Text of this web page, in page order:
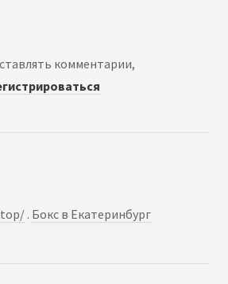
комментарии,
. Бокс в Екатеринбург